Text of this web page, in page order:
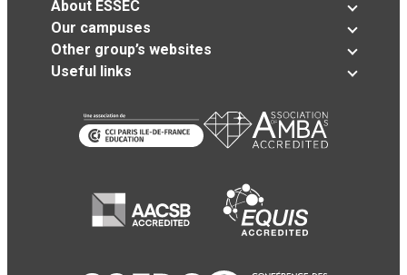
About ESSEC
Our campuses
Other group’s websites
Useful links